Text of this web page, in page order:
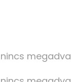
nincs megadva